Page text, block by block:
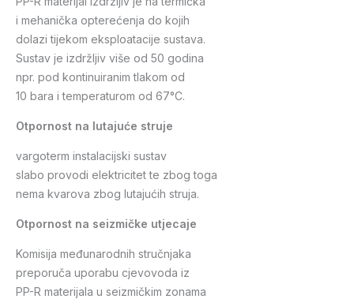
i mehanička opterećenja do kojih
dolazi tijekom eksploatacije sustava.
Sustav je izdržljiv više od 50 godina
npr. pod kontinuiranim tlakom od
10 bara i temperaturom od 67°C.
Otpornost na lutajuće struje
vargoterm instalacijski sustav
slabo provodi elektricitet te zbog toga
nema kvarova zbog lutajućih struja.
Otpornost na seizmičke utjecaje
Komisija međunarodnih stručnjaka
preporuča uporabu cjevovoda iz
PP-R materijala u seizmičkim zonama